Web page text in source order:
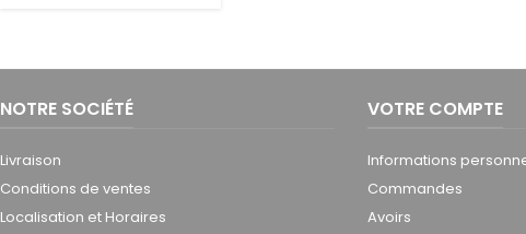
NOTRE SOCIÉTÉ
Livraison
Conditions de ventes
Localisation et Horaires
VOTRE COMPTE
Informations
Commandes
Avoirs